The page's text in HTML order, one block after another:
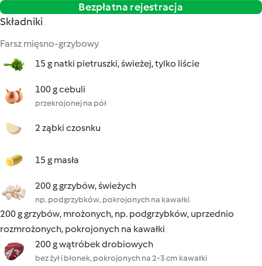
Bezpłatna rejestracja
Składniki
Farsz mięsno-grzybowy
15 g natki pietruszki, świeżej, tylko liście
100 g cebuli
przekrojonej na pół
2 ząbki czosnku
15 g masła
200 g grzybów, świeżych
np. podgrzybków, pokrojonych na kawałki
200 g grzybów, mrożonych, np. podgrzybków, uprzednio
rozmrożonych, pokrojonych na kawałki
200 g wątróbek drobiowych
bez żył i błonek, pokrojonych na 2-3 cm kawałki